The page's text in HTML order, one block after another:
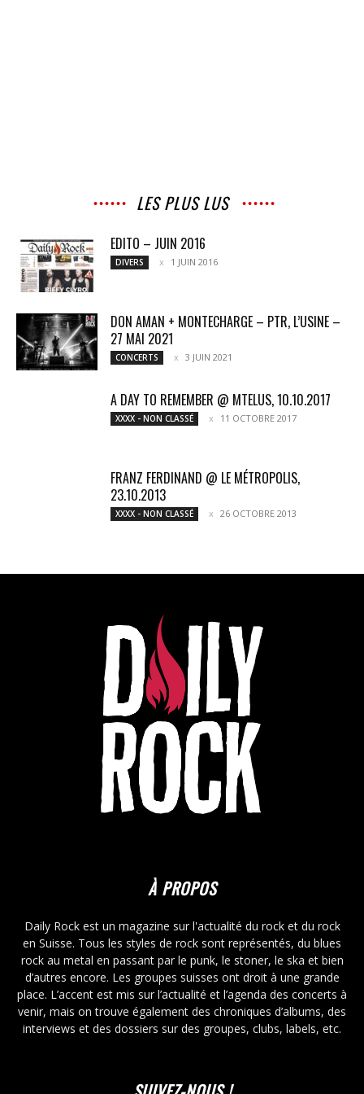
LES PLUS LUS
EDITO – JUIN 2016
DIVERS 1 JUIN 2016
DON AMAN + MONTECHARGE – PTR, L’USINE –
27 MAI 2021
CONCERTS 3 JUIN 2021
A DAY TO REMEMBER @ MTELUS, 10.10.2017
XXXX - NON CLASSÉ 11 OCTOBRE 2017
FRANZ FERDINAND @ LE MÉTROPOLIS,
23.10.2013
XXXX - NON CLASSÉ 26 OCTOBRE 2013
À PROPOS
Daily Rock est un magazine sur l'actualité du rock et du rock
en Suisse. Tous les styles de rock sont représentés, du blues
rock au metal en passant par le punk, le stoner, le ska et bien
d’autres encore. Les groupes suisses ont droit à une grande
place. L’accent est mis sur l’actualité et l’agenda des concerts à
venir, mais on trouve également des chroniques d’albums, des
interviews et des dossiers sur des groupes, clubs, labels, etc.